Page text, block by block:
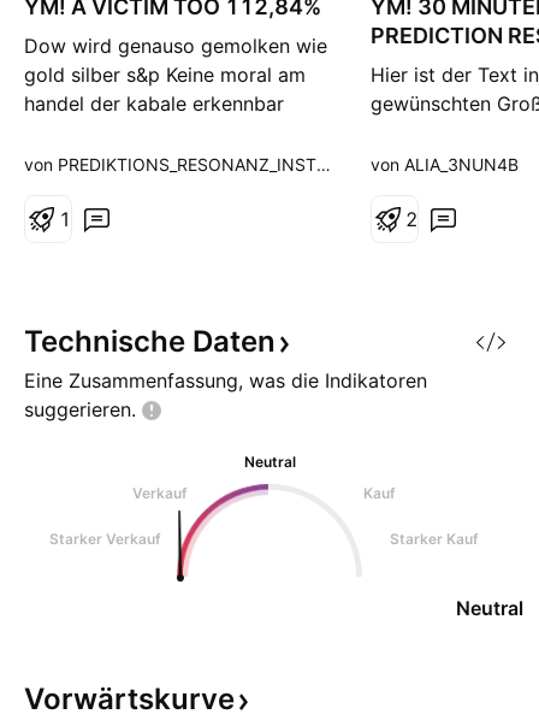
YM! A VICTIM TOO 112,84%
Dow wird genauso gemolken wie
gold silber s&p Keine moral am
handel der kabale erkennbar
egal die toten bauern was
händler 0 der Raubzug ist im
von PREDIKTIONS_RESONANZ_INSTITUT
1
YM! 30
PREDICTION
FELD UND
Hier ist der Text
gewünschten
die Macht hinter
allen, nicht einzig
Dochte messen.
von ALIA_3NUN4B
2
Technische Daten
Eine Zusammenfassung, was die Indikatoren
suggerieren.
Neutral
Verkauf
Kauf
Starker Verkauf Starker Kauf
Neutral
Vorwärtskurve